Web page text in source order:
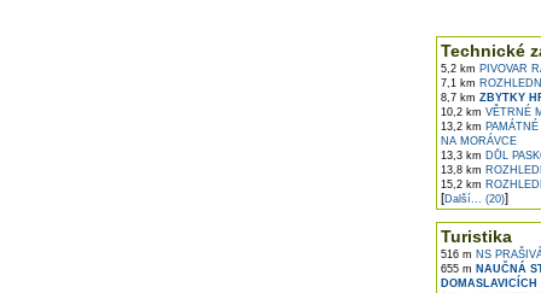
Technické
5,2 km PIVOVAR
7,1 km
8,7 km ZBYTKY
10,2 km VĚTRNÉ
13,2 km
NA MORÁVCE
13,3 km DŮL
13,8 km
15,2 km
[Další... (20)]
Turistika
516 m NS
655 m NAUČNÁ
DOMASLAVICÍCH